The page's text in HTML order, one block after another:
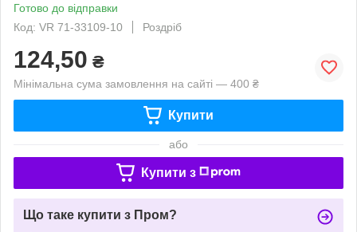
Готово до відправки
Код: VR 71-33109-10
Роздріб
124,50 ₴
Мінімальна сума замовлення на сайті — 400 ₴
Купити
або
Купити з
Що таке купити з Пром?